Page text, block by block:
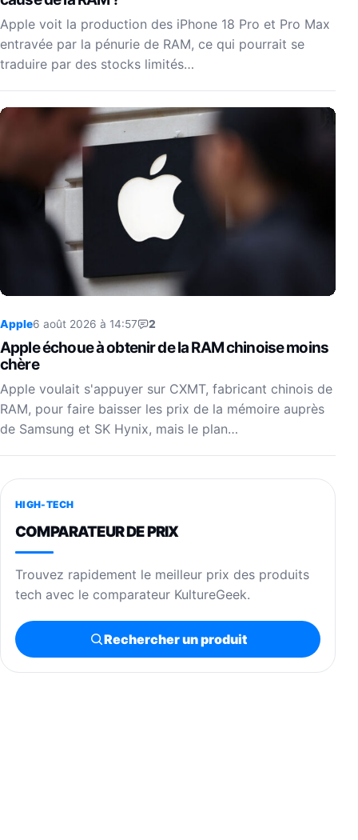
Apple voit la production des iPhone 18 Pro et Pro Max
entravée par la pénurie de RAM, ce qui pourrait se
traduire par des stocks limités…
Apple6 août 2026 à 14:57 2
Apple échoue à obtenir de la RAM chinoise moins
chère
Apple voulait s'appuyer sur CXMT, fabricant chinois de
RAM, pour faire baisser les prix de la mémoire auprès
de Samsung et SK Hynix, mais le plan…
HIGH-TECH
COMPARATEUR DE PRIX
Trouvez rapidement le meilleur prix des produits
tech avec le comparateur KultureGeek.
Rechercher un produit